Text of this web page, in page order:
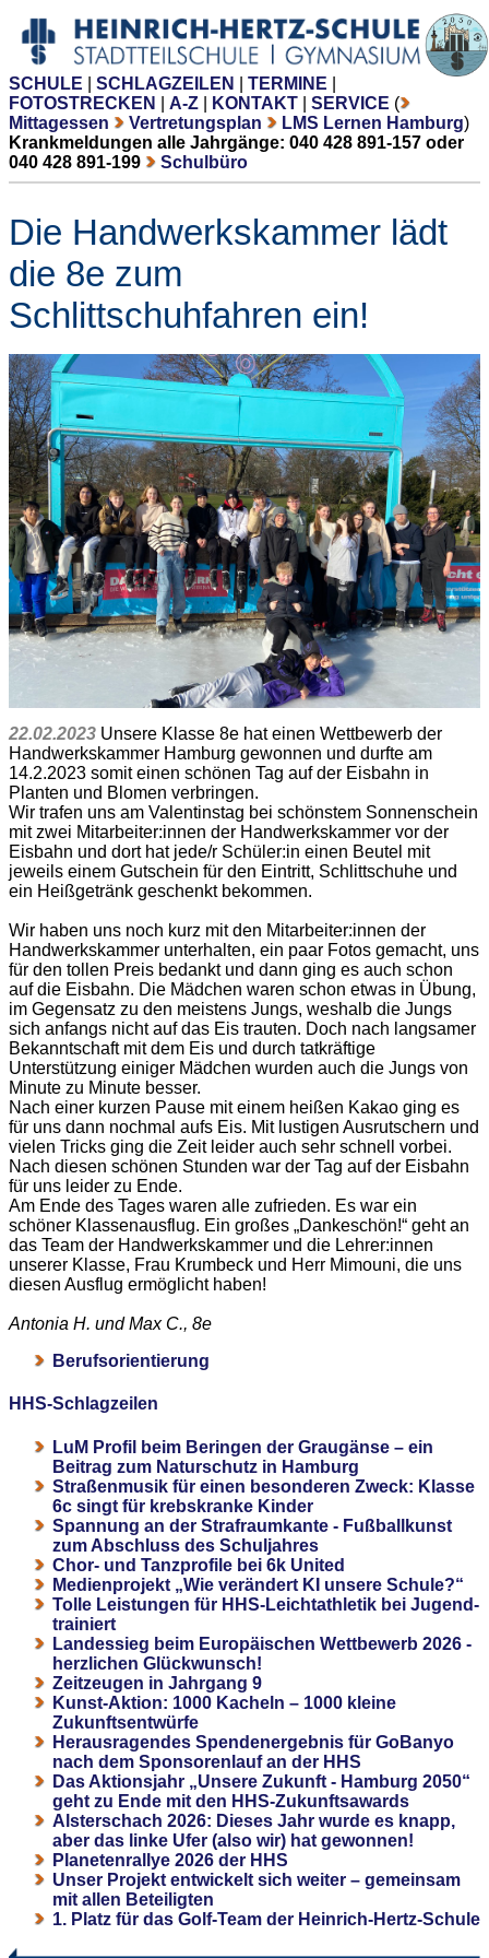
SCHULE SCHLAGZEILEN TERMINE
FOTOSTRECKEN
A-Z KONTAKT SERVICE (
Mittagessen
Vertretungsplan LMS Lernen Hamburg)
Krankmeldungen alle Jahrgänge: 040 428 891-157 oder
040 428 891-199
Schulbüro
Die Handwerkskammer lädt
die 8e zum
Schlittschuhfahren ein!
22.02.2023 Unsere Klasse 8e hat einen Wettbewerb der
Handwerkskammer Hamburg gewonnen und durfte am
14.2.2023 somit einen schönen Tag auf der Eisbahn in
Planten und Blomen verbringen.
Wir trafen uns am Valentinstag bei schönstem Sonnenschein
mit zwei Mitarbeiter:innen der Handwerkskammer vor der
Eisbahn und dort hat jede/r Schüler:in einen Beutel mit
jeweils einem Gutschein für den Eintritt, Schlittschuhe und
ein Heißgetränk geschenkt bekommen.
Wir haben uns noch kurz mit den Mitarbeiter:innen der
Handwerkskammer unterhalten, ein paar Fotos gemacht, uns
für den tollen Preis bedankt und dann ging es auch schon
auf die Eisbahn. Die Mädchen waren schon etwas in Übung,
im Gegensatz zu den meistens Jungs, weshalb die Jungs
sich anfangs nicht auf das Eis trauten. Doch nach langsamer
Bekanntschaft mit dem Eis und durch tatkräftige
Unterstützung einiger Mädchen wurden auch die Jungs von
Minute zu Minute besser.
Nach einer kurzen Pause mit einem heißen Kakao ging es
für uns dann nochmal aufs Eis. Mit lustigen Ausrutschern und
vielen Tricks ging die Zeit leider auch sehr schnell vorbei.
Nach diesen schönen Stunden war der Tag auf der Eisbahn
für uns leider zu Ende.
Am Ende des Tages waren alle zufrieden. Es war ein
schöner Klassenausflug. Ein großes „Dankeschön!“ geht an
das Team der Handwerkskammer und die Lehrer:innen
unserer Klasse, Frau Krumbeck und Herr Mimouni, die uns
diesen Ausflug ermöglicht haben!
Antonia H. und Max C., 8e
Berufsorientierung
HHS-Schlagzeilen
LuM Profil beim Beringen der Graugänse – ein
Beitrag zum Naturschutz in Hamburg
Straßenmusik für einen besonderen Zweck: Klasse
6c singt für krebskranke Kinder
Spannung an der Strafraumkante - Fußballkunst
zum Abschluss des Schuljahres
Chor- und Tanzprofile bei 6k United
Medienprojekt „Wie verändert KI unsere Schule?“
Tolle Leistungen für HHS-Leichtathletik bei Jugend-
trainiert
Landessieg beim Europäischen Wettbewerb 2026 -
herzlichen Glückwunsch!
Zeitzeugen in Jahrgang 9
Kunst-Aktion: 1000 Kacheln – 1000 kleine
Zukunftsentwürfe
Herausragendes Spendenergebnis für GoBanyo
nach dem Sponsorenlauf an der HHS
Das Aktionsjahr „Unsere Zukunft - Hamburg 2050“
geht zu Ende mit den HHS-Zukunftsawards
Alsterschach 2026: Dieses Jahr wurde es knapp,
aber das linke Ufer (also wir) hat gewonnen!
Planetenrallye 2026 der HHS
Unser Projekt entwickelt sich weiter – gemeinsam
mit allen Beteiligten
1. Platz für das Golf-Team der Heinrich-Hertz-Schule